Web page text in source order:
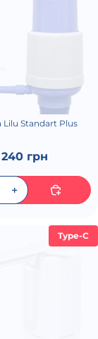
Standart Plus
240 грн
Type-C